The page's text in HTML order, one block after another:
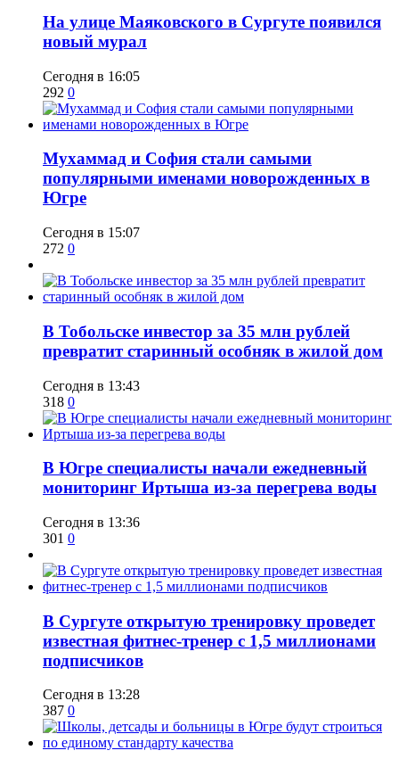
​На улице Маяковского в Сургуте появился
новый мурал
Сегодня в 16:05
292 0
​Мухаммад и София стали самыми
популярными именами новорожденных в
Югре
Сегодня в 15:07
272 0
В Тобольске инвестор за 35 млн рублей
превратит старинный особняк в жилой дом
Сегодня в 13:43
318 0
В Югре специалисты начали ежедневный
мониторинг Иртыша из-за перегрева воды
Сегодня в 13:36
301 0
В Сургуте открытую тренировку проведет
известная фитнес-тренер с 1,5 миллионами
подписчиков
Сегодня в 13:28
387 0